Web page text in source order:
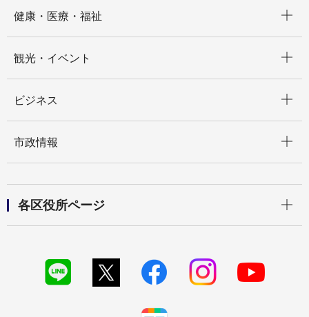
健康・医療・福祉
観光・イベント
ビジネス
市政情報
各区役所ページ